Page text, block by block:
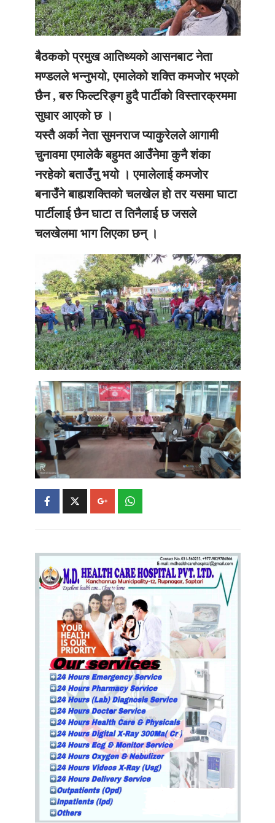
बैठकको प्रमुख आतिथ्यको आसनबाट नेता
मण्डलले भन्नुभयो, एमालेको शक्ति कमजोर भएको
छैन , बरु फिल्टरिङ्ग हुदै पार्टीको विस्तारक्रममा
सुधार आएको छ ।
यस्तै अर्का नेता सुमनराज प्याकुरेलले आगामी
चुनावमा एमालेकै बहुमत आउँनेमा कुनै शंका
नरहेको बताउँनु भयो । एमालेलाई कमजोर
बनाउँने बाह्यशक्तिको चलखेल हो तर यसमा घाटा
पार्टीलाई छैन घाटा त तिनैलाई छ जसले
चलखेलमा भाग लिएका छन् ।